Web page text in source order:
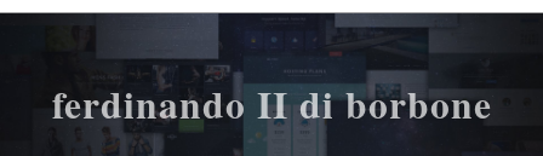
ferdinando II di borbone